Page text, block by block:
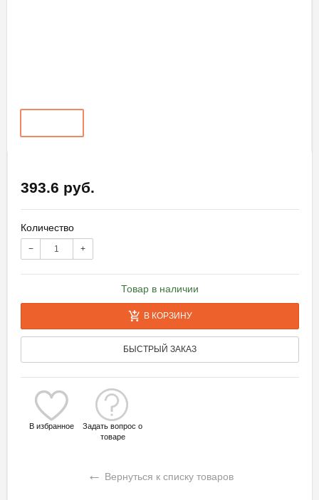
393.6 руб.
Количество
− +
Товар в наличии
В КОРЗИНУ
БЫСТРЫЙ ЗАКАЗ
В избранное
Задать вопрос о
товаре
← Вернуться к списку товаров